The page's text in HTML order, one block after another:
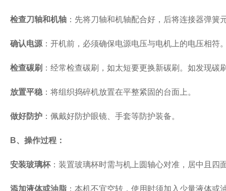
检查刀轴和机轴 ：先将刀轴和机轴配合好，后将连接器弹
确认电源 ：开机前，必须确保电源电压与电机上的电压相符
检查碳刷 ：经常检查碳刷，如太短要更换新碳刷。如发现
放置平稳 ：将组织捣碎机放置在平整紧固的台面上。
做好防护 ：佩戴好防护眼镜、手套等防护装备。
B、操作过程：
安装玻璃杯：装置玻璃杯时需与机上圆轴心对准，居中且四
添加液体或油脂 ：本机不宜空转，使用时须加入少量液体或